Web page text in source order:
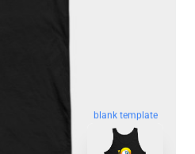
blank template